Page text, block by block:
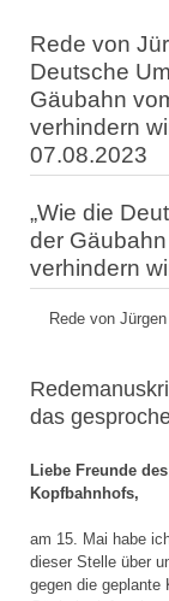
Rede von
Deutsche
Gäubahn
verhindern
07.08.2023
„Wie die
der
verhindern
Rede von
das
Liebe Freunde
Kopfbahnhofs,
am 15. Mai habe
dieser Stelle über
gegen die geplante